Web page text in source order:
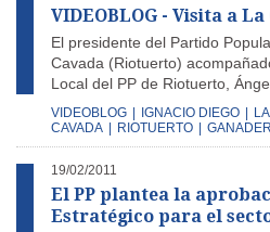
VIDEOBLOG - Visita a
El presidente del Partido
Cavada (Riotuerto)
Local del PP de Riotuerto,
VIDEOBLOG IGNACIO DIEGO
LA
CAVADA
RIOTUERTO
19/02/2011
El PP plantea la
Estratégico para el